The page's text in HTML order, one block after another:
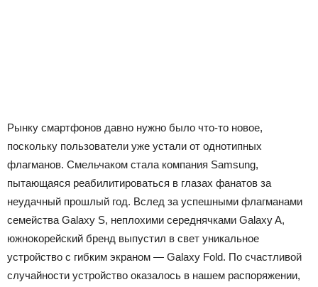
Рынку смартфонов давно нужно было что-то новое,
поскольку пользователи уже устали от однотипных
флагманов. Смельчаком стала компания Samsung,
пытающаяся реабилитироваться в глазах фанатов за
неудачный прошлый год. Вслед за успешными флагманами
семейства Galaxy S, неплохими середнячками Galaxy A,
южнокорейский бренд выпустил в свет уникальное
устройство с гибким экраном — Galaxy Fold. По счастливой
случайности устройство оказалось в нашем распоряжении,